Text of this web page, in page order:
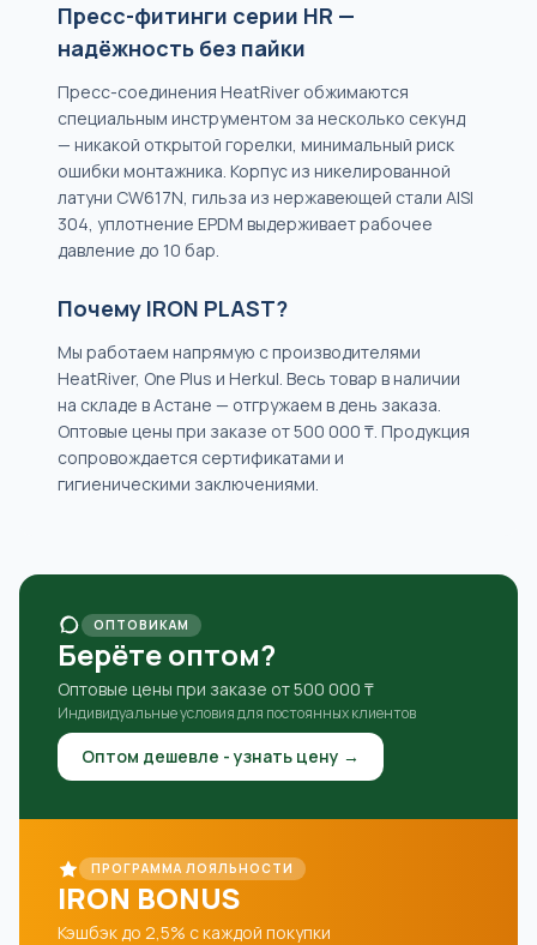
Пресс-фитинги серии HR —
надёжность без пайки
Пресс-соединения HeatRiver обжимаются
специальным инструментом за несколько секунд
— никакой открытой горелки, минимальный риск
ошибки монтажника. Корпус из никелированной
латуни CW617N, гильза из нержавеющей стали AISI
304, уплотнение EPDM выдерживает рабочее
давление до 10 бар.
Почему IRON PLAST?
Мы работаем напрямую с производителями
HeatRiver, One Plus и Herkul. Весь товар в наличии
на складе в Астане — отгружаем в день заказа.
Оптовые цены при заказе от 500 000 ₸. Продукция
сопровождается сертификатами и
гигиеническими заключениями.
ОПТОВИКАМ
Берёте оптом?
Оптовые цены при заказе от 500 000 ₸
Индивидуальные условия для постоянных клиентов
Оптом дешевле - узнать цену →
ПРОГРАММА ЛОЯЛЬНОСТИ
IRON BONUS
Кэшбэк до 2,5% с каждой покупки